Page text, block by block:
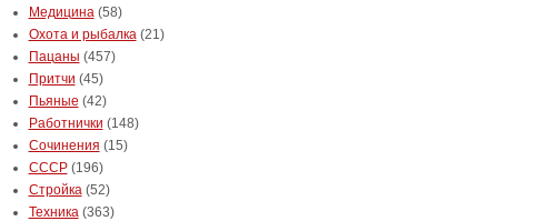
Медицина(58)
Охота и рыбалка(21)
Пацаны (457)
Притчи (45)
Пьяные (42)
Работнички (148)
Сочинения (15)
СССР(196)
Стройка(52)
Техника(363)